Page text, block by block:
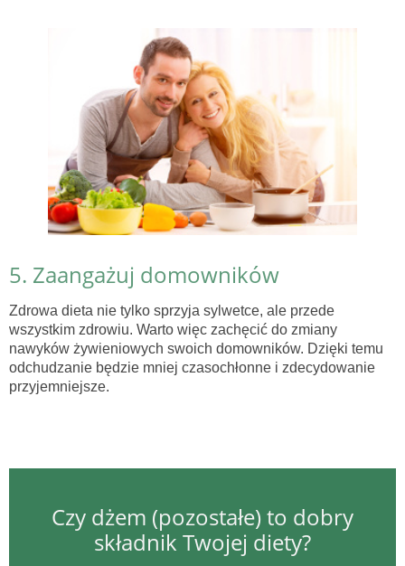
5. Zaangażuj domowników
Zdrowa dieta nie tylko sprzyja sylwetce, ale przede
wszystkim zdrowiu. Warto więc zachęcić do zmiany
nawyków żywieniowych swoich domowników. Dzięki temu
odchudzanie będzie mniej czasochłonne i zdecydowanie
przyjemniejsze.
Czy dżem (pozostałe) to dobry
składnik Twojej diety?